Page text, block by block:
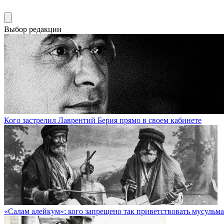
Выбор редакции
Кого застрелил Лаврентий Берия прямо в своем кабинете
«Салам алейкум»: кого запрещено так приветствовать